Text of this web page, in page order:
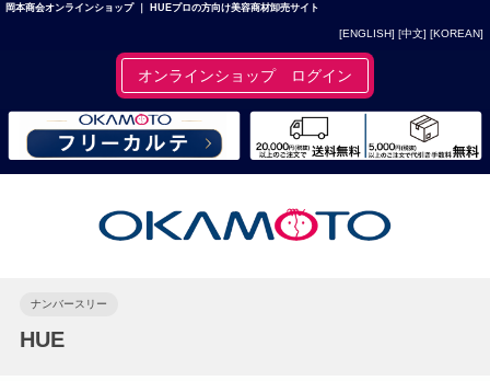
岡本商会オンラインショップ ｜ HUEプロの方向け美容商材卸売サイト
[ENGLISH] [中文] [KOREAN]
オンラインショップ ログイン
ナンバースリー
HUE